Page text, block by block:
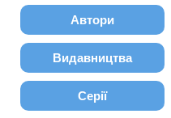
Автори
Видавництва
Серії